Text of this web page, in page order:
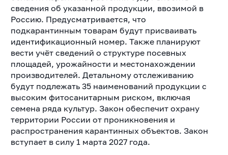
сведения об указанной продукции, ввозимой в
Россию. Предусматривается, что
подкарантинным товарам будут присваивать
идентификационный номер. Также планируют
вести учёт сведений о структуре посевных
площадей, урожайности и местонахождении
производителей. Детальному отслеживанию
будут подлежать 35 наименований продукции с
высоким фитосанитарным риском, включая
семена ряда культур. Закон обеспечит охрану
территории России от проникновения и
распространения карантинных объектов. Закон
вступает в силу 1 марта 2027 года.